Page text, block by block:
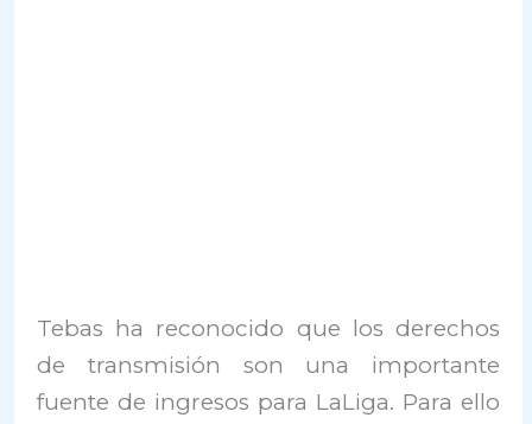
Tebas ha reconocido que los derechos
de transmisión son una importante
fuente de ingresos para LaLiga. Para ello